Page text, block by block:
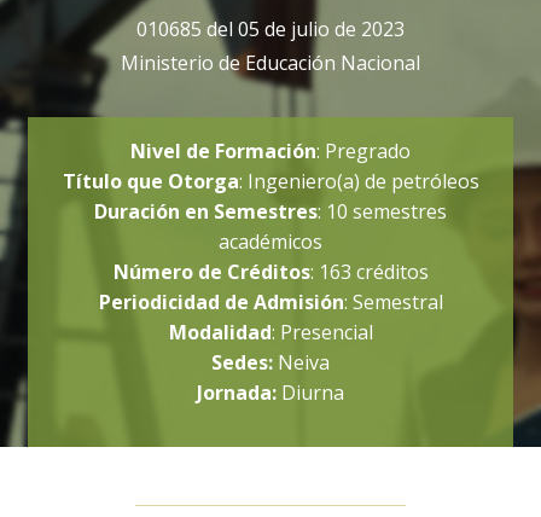
010685 del 05 de julio de 2023
Ministerio de Educación Nacional
Nivel de Formación: Pregrado
Título que Otorga: Ingeniero(a) de petróleos
Duración en Semestres: 10 semestres
académicos
Número de Créditos: 163 créditos
Periodicidad de Admisión: Semestral
Modalidad: Presencial
Sedes: Neiva
Jornada: Diurna